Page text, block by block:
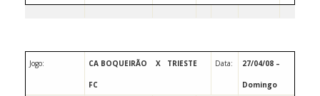
Jogo: CA BOQUEIRÃO X TRIESTE
FC
Data: 27/04/08 –
Domingo